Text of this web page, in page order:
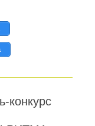
конкурс